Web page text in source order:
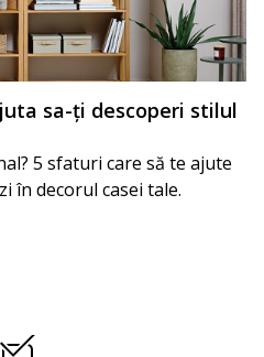
sa-ți descoperi stilul
5 sfaturi care să te ajute
în decorul casei tale.